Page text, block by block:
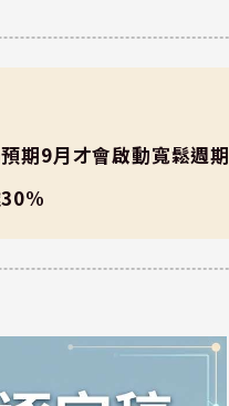
期9月才會啟動寬鬆週期